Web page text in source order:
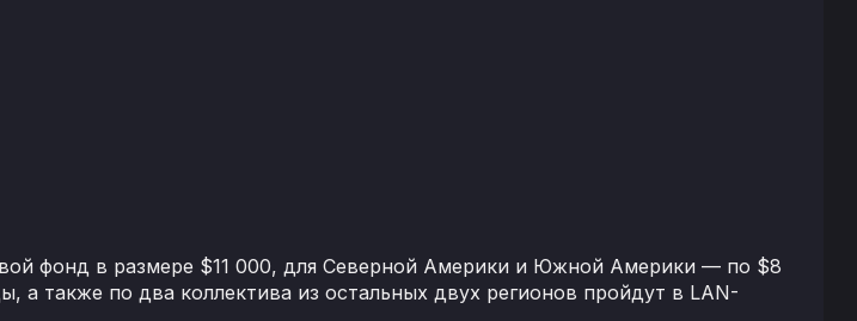
фонд в размере $11 000, для Северной Америки и Южной Америки — по $8
а также по два коллектива из остальных двух регионов пройдут в LAN-